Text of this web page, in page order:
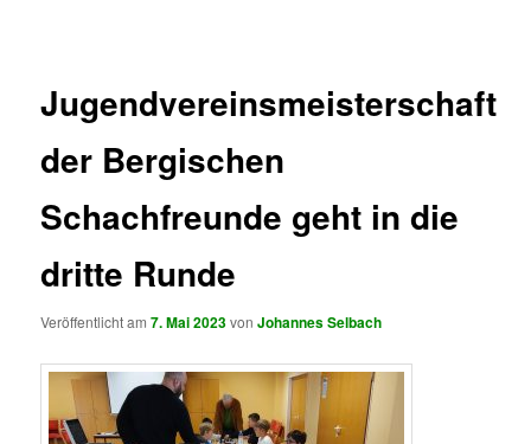
Jugendvereinsmeisterschaft
der Bergischen
Schachfreunde geht in die
dritte Runde
Veröffentlicht am7. Mai 2023vonJohannes Selbach